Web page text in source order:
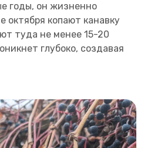
годы, он жизненно
октября копают канавку
туда не менее 15-20
глубоко, создавая